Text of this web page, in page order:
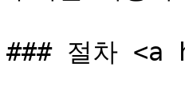
### 절차 <a